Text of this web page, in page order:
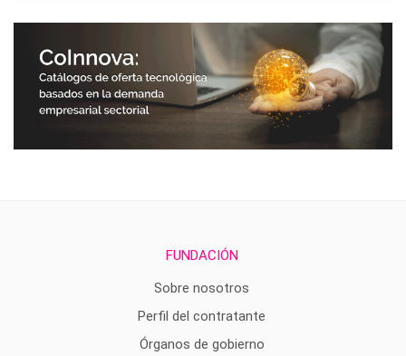
FUNDACIÓN
Sobre nosotros
Perfil del contratante
Órganos de gobierno